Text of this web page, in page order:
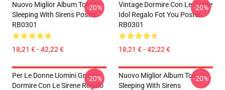
Nuovo Miglior Album Tour Di
Sleeping With Sirens Poster
RB0301
18,21 € - 42,22 €
-20%
Vintage Dormire Con Le Sirene
Idol Regalo Fot You Poster
RB0301
18,21 € - 42,22 €
-20%
Per Le Donne Uomini Grunge
Dormire Con Le Sirene Regalo
-20%
Nuovo Miglior Album Tour Di
Sleeping With Sirens
-20%